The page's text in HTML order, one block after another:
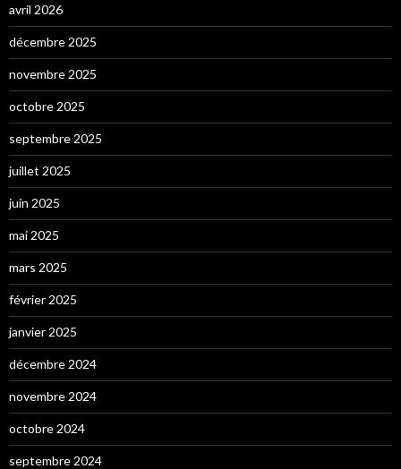
avril 2026
décembre 2025
novembre 2025
octobre 2025
septembre 2025
juillet 2025
juin 2025
mai 2025
mars 2025
février 2025
janvier 2025
décembre 2024
novembre 2024
octobre 2024
septembre 2024